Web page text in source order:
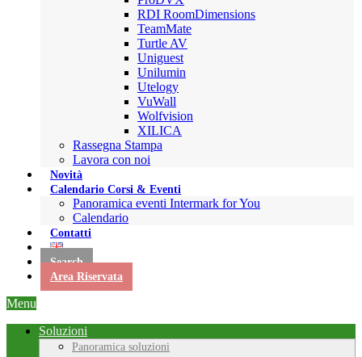
RDI RoomDimensions
TeamMate
Turtle AV
Uniguest
Unilumin
Utelogy
VuWall
Wolfvision
XILICA
Rassegna Stampa
Lavora con noi
Novità
Calendario Corsi & Eventi
Panoramica eventi Intermark for You
Calendario
Contatti
Search
Area Riservata
Menu
Soluzioni
Panoramica soluzioni